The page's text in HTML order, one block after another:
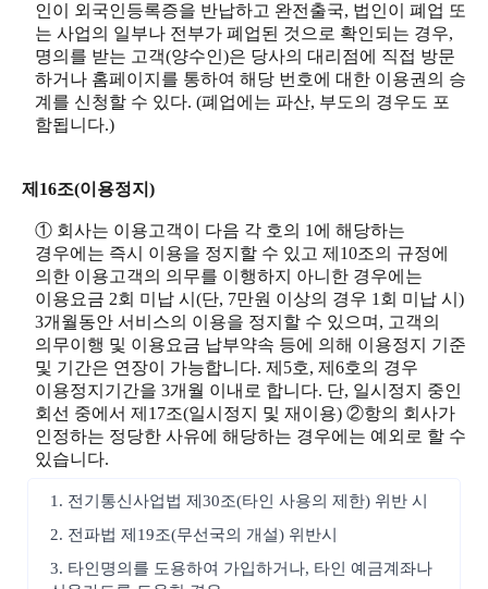
인이 외국인등록증을 반납하고 완전출국, 법인이 폐업 또
는 사업의 일부나 전부가 폐업된 것으로 확인되는 경우,
명의를 받는 고객(양수인)은 당사의 대리점에 직접 방문
하거나 홈페이지를 통하여 해당 번호에 대한 이용권의 승
계를 신청할 수 있다. (폐업에는 파산, 부도의 경우도 포
함됩니다.)
제16조(이용정지)
① 회사는 이용고객이 다음 각 호의 1에 해당하는
경우에는 즉시 이용을 정지할 수 있고 제10조의 규정에
의한 이용고객의 의무를 이행하지 아니한 경우에는
이용요금 2회 미납 시(단, 7만원 이상의 경우 1회 미납 시)
3개월동안 서비스의 이용을 정지할 수 있으며, 고객의
의무이행 및 이용요금 납부약속 등에 의해 이용정지 기준
및 기간은 연장이 가능합니다. 제5호, 제6호의 경우
이용정지기간을 3개월 이내로 합니다. 단, 일시정지 중인
회선 중에서 제17조(일시정지 및 재이용) ②항의 회사가
인정하는 정당한 사유에 해당하는 경우에는 예외로 할 수
있습니다.
1. 전기통신사업법 제30조(타인 사용의 제한) 위반 시
2. 전파법 제19조(무선국의 개설) 위반시
3. 타인명의를 도용하여 가입하거나, 타인 예금계좌나